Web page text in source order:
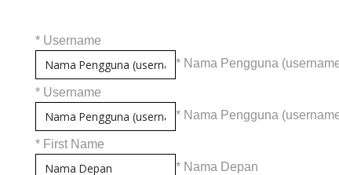
* Username
* Nama Pengguna
* Username
* Nama Pengguna
* First Name
* Nama Depan